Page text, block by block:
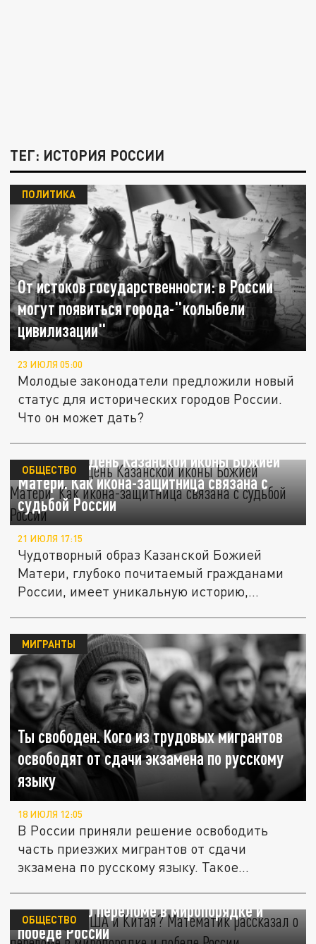
ТЕГ: ИСТОРИЯ РОССИИ
От истоков государственности: в России
могут появиться города-"колыбели
цивилизации"
ПОЛИТИКА
23 ИЮЛЯ 05:00
Молодые законодатели предложили новый
статус для исторических городов России.
Что он может дать?
21 июля — День Казанской иконы Божией
Матери. Как икона-защитница связана с
судьбой России
ОБЩЕСТВО
21 ИЮЛЯ 17:15
Чудотворный образ Казанской Божией
Матери, глубоко почитаемый гражданами
России, имеет уникальную историю,...
Ты свободен. Кого из трудовых мигрантов
освободят от сдачи экзамена по русскому
языку
МИГРАНТЫ
18 ИЮЛЯ 12:05
В России приняли решение освободить
часть приезжих мигрантов от сдачи
экзамена по русскому языку. Такое...
Конец эры США и Китая? Математик
рассказал о переломе в миропорядке и
победе России
ОБЩЕСТВО